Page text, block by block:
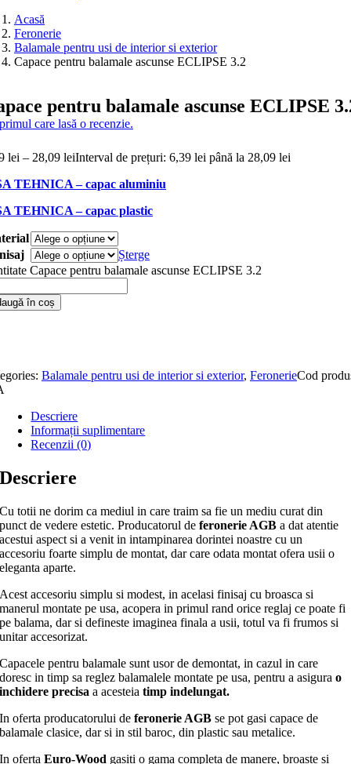
Acasă
Feronerie
Balamale pentru usi de interior si exterior
Capace pentru balamale ascunse ECLIPSE 3.2
pentru balamale ascunse ECLIPSE
care lasă o recenzie.
lei – 28,09 leiInterval de prețuri: 6,39 lei până la 28,09 lei
TEHNICA – capac aluminiu
TEHNICA – capac plastic
Șterge
Capace pentru balamale ascunse ECLIPSE 3.2
în coș
Balamale pentru usi de interior si exterior, FeronerieCod
Descriere
Informații suplimentare
Recenzii (0)
Descriere
Cu totii ne dorim ca mediul in care traim sa fie un mediu curat din
punct de vedere estetic. Producatorul deferonerie AGB a dat atentie
acestui aspect si a venit in intampinarea dorintei noastre cu un
accesoriu foarte simplu de montat, dar care odata montat ofera usii o
eleganta aparte.
Acest accesoriu simplu si modest, in acelasi finisaj cu broasca si
manerul montate pe usa, acopera in primul rand orice reglaj ce poate fi
pe balama, dar si defineste imaginea finala a usii, totul va fi frumos si
unitar accesorizat.
Capacele pentru balamale sunt usor de demontat, in cazul in care
doresc in timp sa reglez balamalele montate pe usa, pentru a asigurao
inchidere precisa a acesteiatimp indelungat.
In oferta producatorului deferonerie AGB se pot gasi capace de
balamale clasice, dar si in stil baroc, din plastic sau metalice.
In ofertaEuro-Wood gasiti o gama completa de manere, broaste si